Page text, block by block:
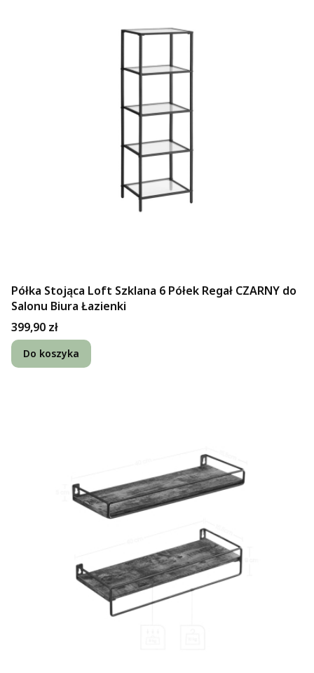
Półka Stojąca Loft Szklana 6 Półek Regał CZARNY do
Salonu Biura Łazienki
Cena
399,90 zł
Do koszyka